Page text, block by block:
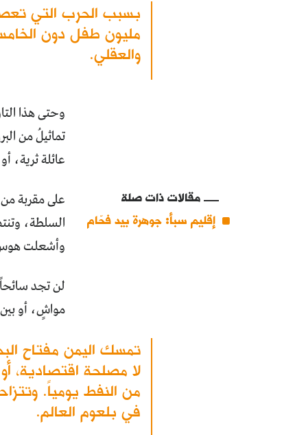
والعقلي.
وحتى هذا
تماثيلُ من
عائلة ثرية،
مقالات ذات صلة
إقليم سبأ: جوهرة بيد فحّام
على مقربة من
السلطة،
وأشعلت هوس
لن تجد سائحاً
مواشٍ، أو بين
تمسك اليمن مفتاح
من النفط يومياً.
في بلعوم العالم.